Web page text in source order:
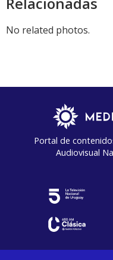
No related photos.
Portal de
Audiovisual